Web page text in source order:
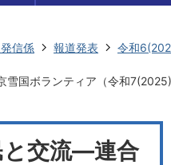
信係 報道発表
令和
国ボランティア（令和7(2025)
と交流―連合